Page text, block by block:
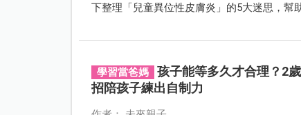
下整理「兒童異位性皮膚炎」的5大迷思，幫
學習當爸媽
孩子能等多久才合理？2
招陪孩子練出自制力